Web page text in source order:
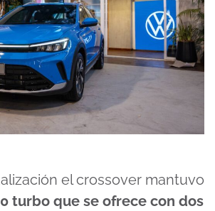
el crossover mantuvo
turbo que se ofrece con dos